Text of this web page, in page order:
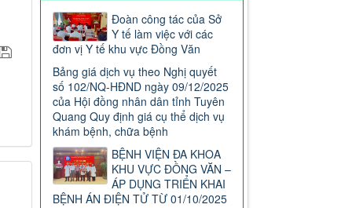
Đoàn công tác của Sở
Y tế làm việc với các
đơn vị Y tế khu vực Đồng Văn
Bảng giá dịch vụ theo Nghị quyết
số 102/NQ-HĐND ngày 09/12/2025
của Hội đồng nhân dân tỉnh Tuyên
Quang Quy định giá cụ thể dịch vụ
khám bệnh, chữa bệnh
BỆNH VIỆN ĐA KHOA
KHU VỰC ĐỒNG VĂN –
ÁP DỤNG TRIỂN KHAI
BỆNH ÁN ĐIỆN TỬ TỪ 01/10/2025